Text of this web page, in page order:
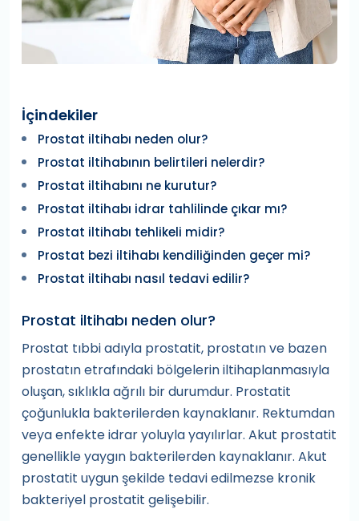
İçindekiler
Prostat iltihabı neden olur?
Prostat iltihabının belirtileri nelerdir?
Prostat iltihabını ne kurutur?
Prostat iltihabı idrar tahlilinde çıkar mı?
Prostat iltihabı tehlikeli midir?
Prostat bezi iltihabı kendiliğinden geçer mi?
Prostat iltihabı nasıl tedavi edilir?
Prostat iltihabı neden olur?
Prostat tıbbi adıyla prostatit, prostatın ve bazen
prostatın etrafındaki bölgelerin iltihaplanmasıyla
oluşan, sıklıkla ağrılı bir durumdur. Prostatit
çoğunlukla bakterilerden kaynaklanır. Rektumdan
veya enfekte idrar yoluyla yayılırlar. Akut prostatit
genellikle yaygın bakterilerden kaynaklanır. Akut
prostatit uygun şekilde tedavi edilmezse kronik
bakteriyel prostatit gelişebilir.